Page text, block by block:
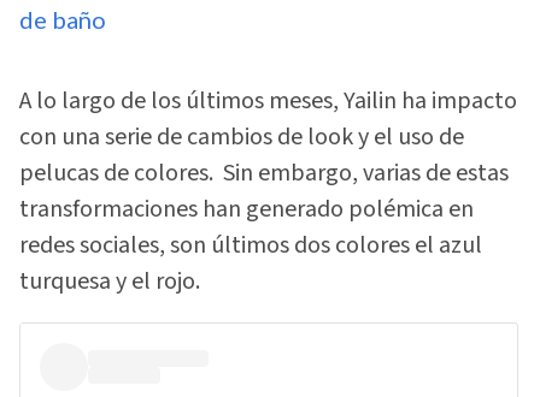
de baño
A lo largo de los últimos meses, Yailin ha impacto
con una serie de cambios de look y el uso de
pelucas de colores. Sin embargo, varias de estas
transformaciones han generado polémica en
redes sociales, son últimos dos colores el azul
turquesa y el rojo.